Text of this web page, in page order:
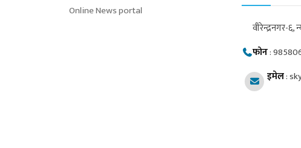
Online News portal
वीरेन्द्रनगर-६,
फोन:
इमेल: